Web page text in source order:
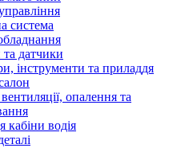
система
датчики
інструменти та приладдя
опалення та
кабіни водія